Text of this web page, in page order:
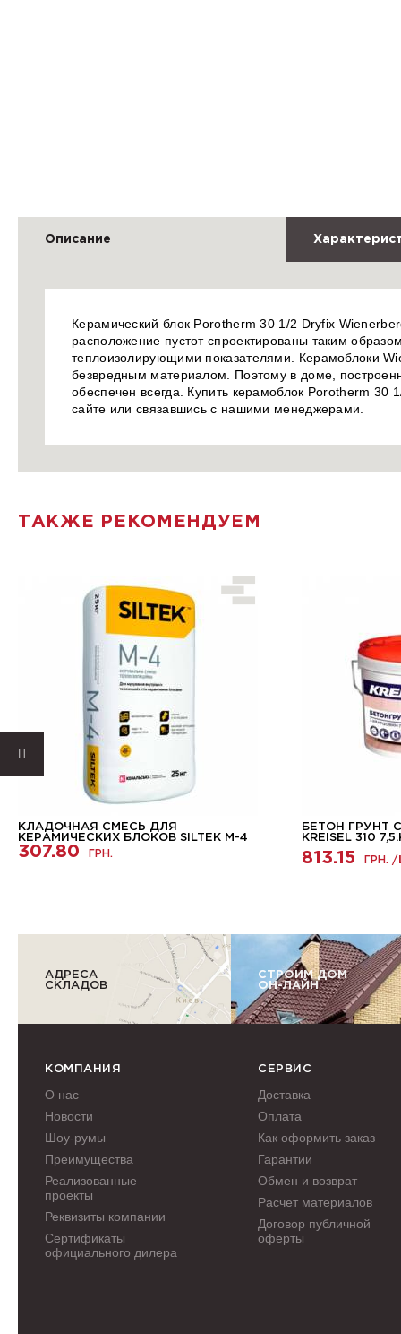
Описание
Керамический блок Porotherm 30 1/2 Dryfix
расположение пустот спроектированы таким
теплоизолирующими показателями. Керамоблоки
безвредным материалом. Поэтому в доме,
обеспечен всегда. Купить керамоблок Porotherm
сайте или связавшись с нашими менеджерами.
ТАКЖЕ РЕКОМЕНДУЕМ
КЛАДОЧНАЯ СМЕСЬ ДЛЯ
КЕРАМИЧЕСКИХ БЛОКОВ SILTEK M-4
307.80 ГРН.
БЕТОН ГРУНТ
KREISEL 310
813.15 ГРН. /
АДРЕСА
СКЛАДОВ
СТРОИМ ДОМ
ОН-ЛАЙН
КОМПАНИЯ
О нас
Новости
Шоу-румы
Преимущества
Реализованные
проекты
Реквизиты компании
Сертификаты
официального дилера
СЕРВИС
Доставка
Оплата
Как оформить заказ
Гарантии
Обмен и возврат
Расчет материалов
Договор публичной
оферты